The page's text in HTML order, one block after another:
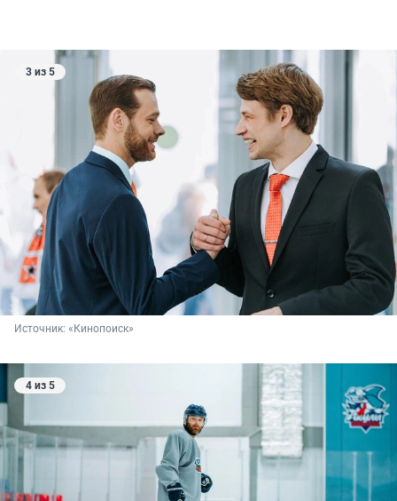
3 из 5
Источник: «Кинопоиск»
4 из 5